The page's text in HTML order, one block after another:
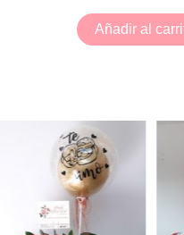
Añadir al